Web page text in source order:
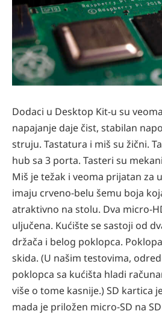
Dodaci u Desktop Kit-u su
napajanje daje čist, stabilan
struju. Tastatura i miš su žični.
hub sa 3 porta. Tasteri su
Miš je težak i veoma prijatan za
imaju crveno-belu šemu boja
atraktivno na stolu. Dva micro-
uljučena. Kućište se sastoji od
držača i belog poklopca.
skida. (U našim testovima,
poklopca sa kućišta hladi
više o tome kasnije.) SD kartica
mada je priložen micro-SD na